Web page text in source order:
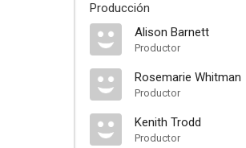
Producción
Alison Barnett
Productor
Rosemarie Whitman
Productor
Kenith Trodd
Productor